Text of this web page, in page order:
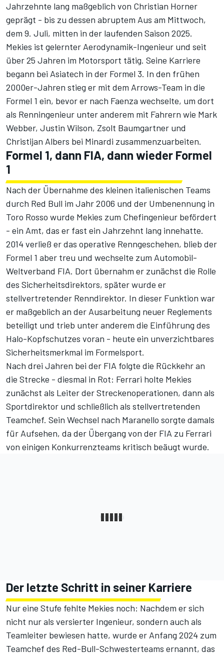
Jahrzehnte lang maßgeblich von Christian Horner
geprägt - bis zu dessen abruptem Aus am Mittwoch,
dem 9. Juli, mitten in der laufenden Saison 2025.
Mekies ist gelernter Aerodynamik-Ingenieur und seit
über 25 Jahren im Motorsport tätig. Seine Karriere
begann bei Asiatech in der Formel 3. In den frühen
2000er-Jahren stieg er mit dem Arrows-Team in die
Formel 1 ein, bevor er nach Faenza wechselte, um dort
als Renningenieur unter anderem mit Fahrern wie Mark
Webber, Justin Wilson, Zsolt Baumgartner und
Christijan Albers bei Minardi zusammenzuarbeiten.
Formel 1, dann FIA, dann wieder Formel
1
Nach der Übernahme des kleinen italienischen Teams
durch Red Bull im Jahr 2006 und der Umbenennung in
Toro Rosso wurde Mekies zum Chefingenieur befördert
- ein Amt, das er fast ein Jahrzehnt lang innehatte.
2014 verließ er das operative Renngeschehen, blieb der
Formel 1 aber treu und wechselte zum Automobil-
Weltverband FIA. Dort übernahm er zunächst die Rolle
des Sicherheitsdirektors, später wurde er
stellvertretender Renndirektor. In dieser Funktion war
er maßgeblich an der Ausarbeitung neuer Reglements
beteiligt und trieb unter anderem die Einführung des
Halo-Kopfschutzes voran - heute ein unverzichtbares
Sicherheitsmerkmal im Formelsport.
Nach drei Jahren bei der FIA folgte die Rückkehr an
die Strecke - diesmal in Rot: Ferrari holte Mekies
zunächst als Leiter der Streckenoperationen, dann als
Sportdirektor und schließlich als stellvertretenden
Teamchef. Sein Wechsel nach Maranello sorgte damals
für Aufsehen, da der Übergang von der FIA zu Ferrari
von einigen Konkurrenzteams kritisch beäugt wurde.
Der letzte Schritt in seiner Karriere
Nur eine Stufe fehlte Mekies noch: Nachdem er sich
nicht nur als versierter Ingenieur, sondern auch als
Teamleiter bewiesen hatte, wurde er Anfang 2024 zum
Teamchef des Red-Bull-Schwesterteams ernannt, das